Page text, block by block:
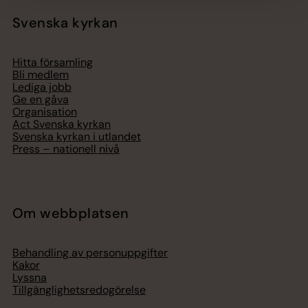
Svenska kyrkan
Hitta församling
Bli medlem
Lediga jobb
Ge en gåva
Organisation
Act Svenska kyrkan
Svenska kyrkan i utlandet
Press – nationell nivå
Om webbplatsen
Behandling av personuppgifter
Kakor
Lyssna
Tillgänglighetsredogörelse